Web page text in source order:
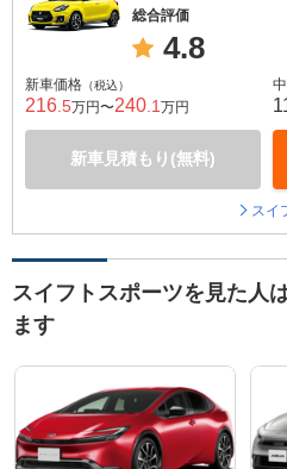
総合評価
4.8
新車価格 （税込）
216 .5万円〜240 .1 万円
新車見積もり(無料)
スイ
スイフトスポーツを見た人
ます